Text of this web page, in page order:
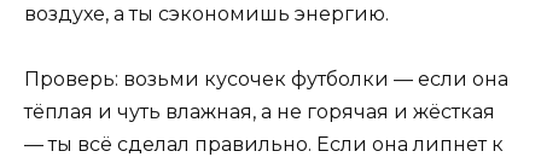
воздухе, а ты сэкономишь энергию.
Проверь: возьми кусочек футболки — если она
тёплая и чуть влажная, а не горячая и жёсткая
— ты всё сделал правильно. Если она липнет к